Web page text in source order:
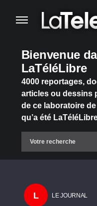
Bienvenue
LaTéléLibre
4000 reportages,
articles ou dessins
de ce laboratoire
qu’a été
L LE JOURNAL